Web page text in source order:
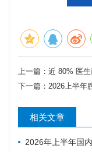
上一篇： 近 80% 医生
下一篇： 2026上半年腔
相关文章
2026年上半年国